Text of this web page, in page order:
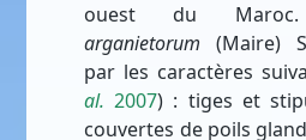
ouest du
arganietorum (Maire)
par les caractères
al. 2007) : tiges et
couvertes de poils